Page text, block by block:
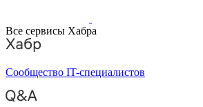
Все сервисы Хабра
Сообщество IT-специалистов